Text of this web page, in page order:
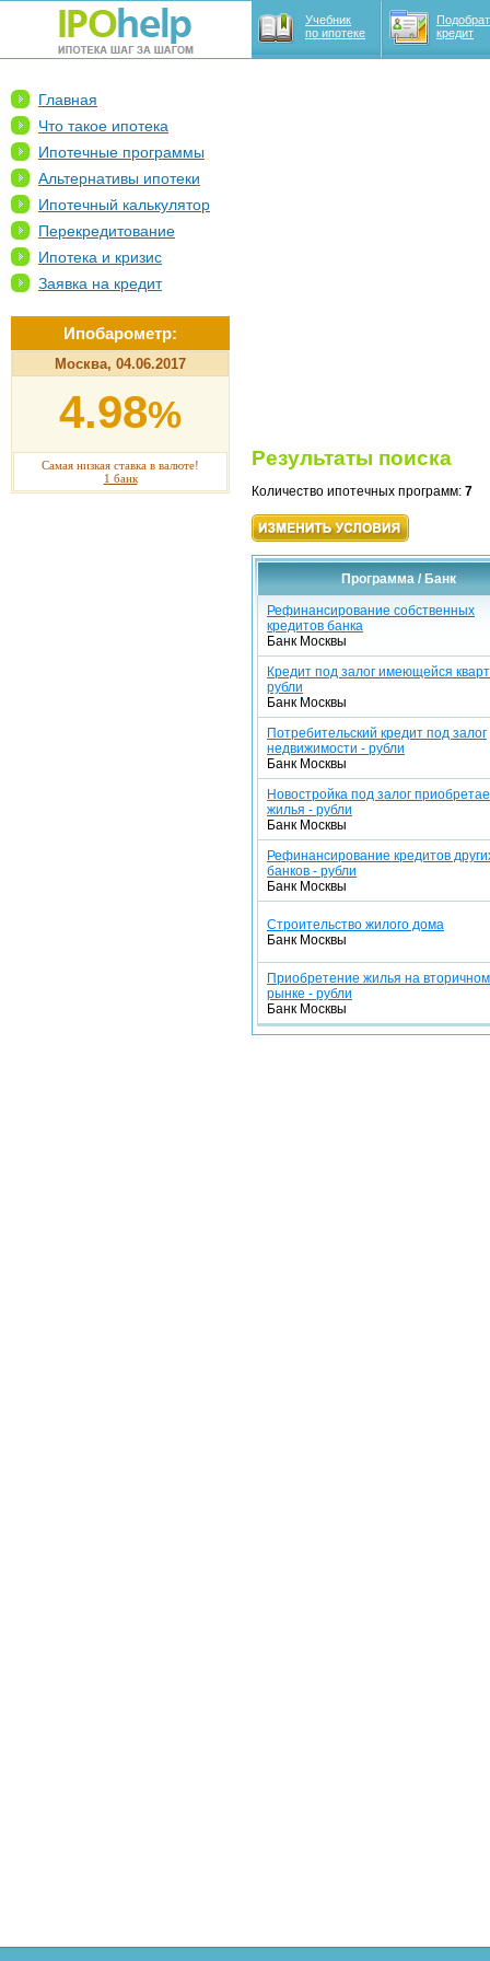
Учебник
по ипотеке
кредит
Главная
Что такое ипотека
Ипотечные программы
Альтернативы ипотеки
Ипотечный калькулятор
Перекредитование
Ипотека и кризис
Заявка на кредит
Ипобарометр:
Москва, 04.06.2017
4.98%
Самая низкая ставка в валюте!
1 банк
Результаты поиска
Количество ипотечных программ: 7
Программа / Банк
Рефинансирование собственных
кредитов банка
Банк Москвы
Кредит под залог имеющейся
рубли
Банк Москвы
Потребительский кредит под залог
недвижимости - рубли
Банк Москвы
Новостройка под залог
жилья - рубли
Банк Москвы
Рефинансирование кредитов
банков - рубли
Банк Москвы
Строительство жилого дома
Банк Москвы
Приобретение жилья на вторичном
рынке - рубли
Банк Москвы